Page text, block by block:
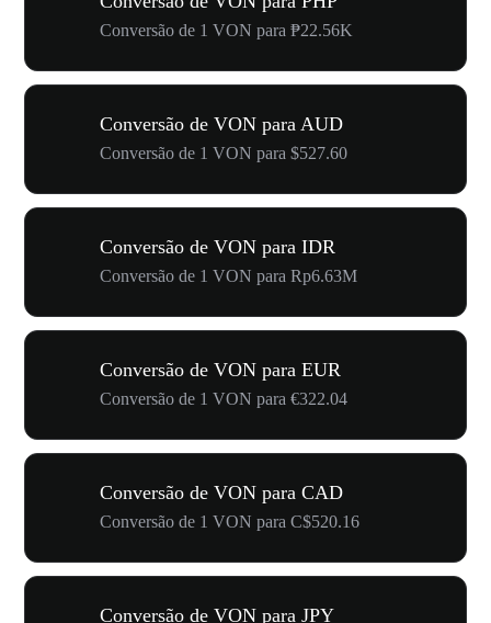
Conversão de 1 VON para ₱22.56K
Conversão de VON para AUD
Conversão de 1 VON para $527.60
Conversão de VON para IDR
Conversão de 1 VON para Rp6.63M
Conversão de VON para EUR
Conversão de 1 VON para €322.04
Conversão de VON para CAD
Conversão de 1 VON para C$520.16
Conversão de VON para JPY